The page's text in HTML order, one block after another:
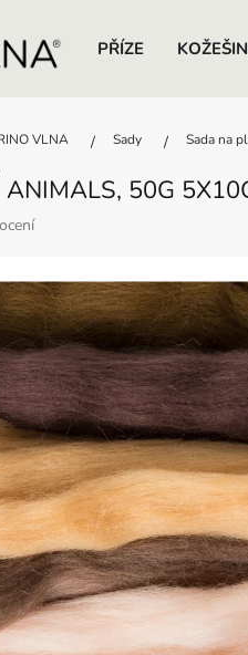
PŘÍZE
VLNA Sady Sada na
50G